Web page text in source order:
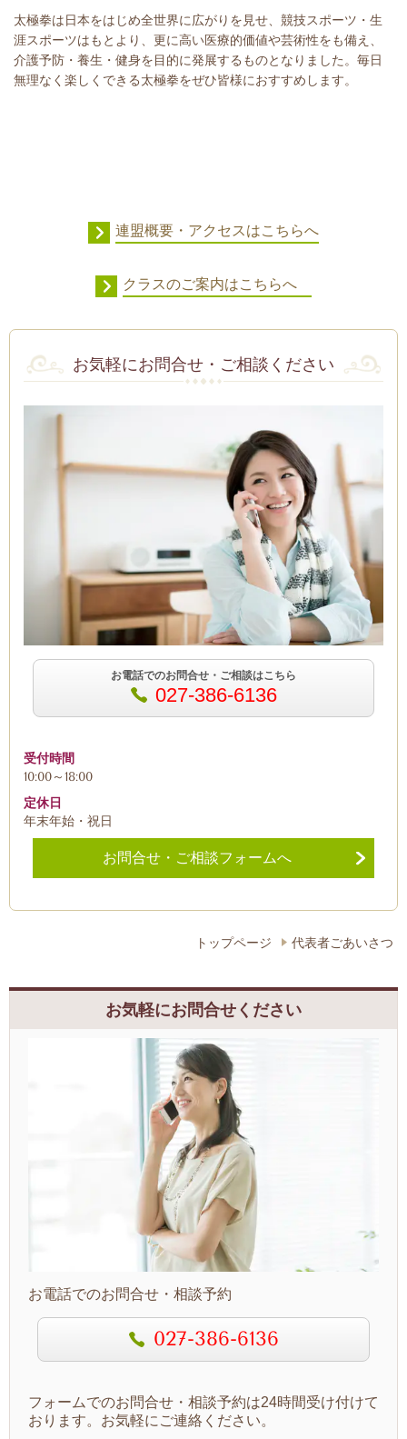
太極拳は日本をはじめ全世界に広がりを見せ、競技スポーツ・生
涯スポーツはもとより、更に高い医療的価値や芸術性をも備え、
介護予防・養生・健身を目的に発展するものとなりました。毎日
無理なく楽しくできる太極拳をぜひ皆様におすすめします。
連盟概要・アクセスはこちらへ
クラスのご案内はこちらへ
お気軽にお問合せ・ご相談ください
お電話でのお問合せ・ご相談はこちら
027-386-6136
受付時間
10:00～18:00
定休日
年末年始・祝日
お問合せ・ご相談フォームへ
トップページ 代表者ごあいさつ
お気軽にお問合せください
お電話でのお問合せ・相談予約
027-386-6136
フォームでのお問合せ・相談予約は24時間受け付けて
おります。お気軽にご連絡ください。